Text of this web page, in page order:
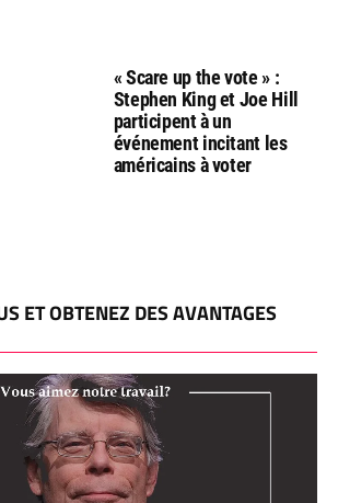
« Scare up the vote » :
Stephen King et Joe Hill
participent à un
événement incitant les
américains à voter
ET OBTENEZ DES AVANTAGES